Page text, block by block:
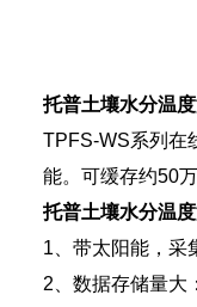
托普土壤水分温
TPFS-WS系列在
能。可缓存约50
托普土壤水分温
1、带太阳能，采
2、数据存储量大